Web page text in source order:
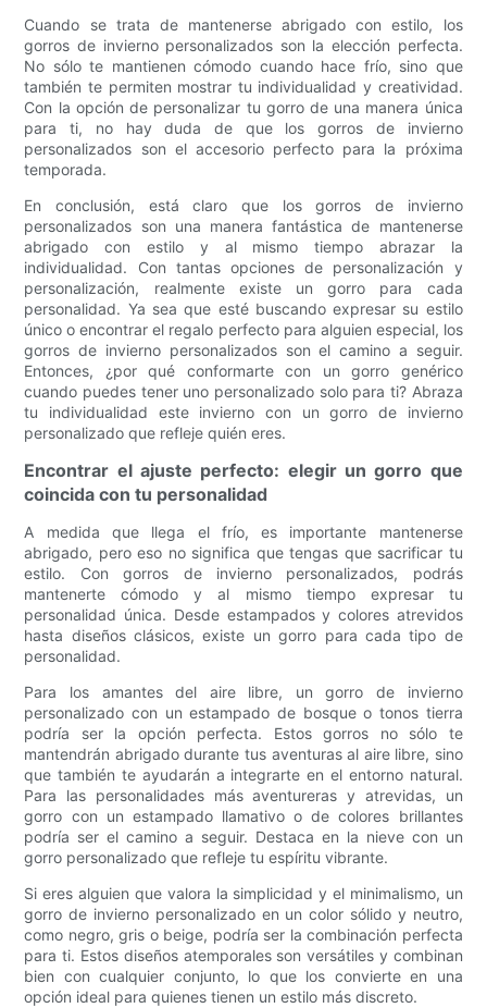
Cuando se trata de mantenerse abrigado con estilo, los
gorros de invierno personalizados son la elección perfecta.
No sólo te mantienen cómodo cuando hace frío, sino que
también te permiten mostrar tu individualidad y creatividad.
Con la opción de personalizar tu gorro de una manera única
para ti, no hay duda de que los gorros de invierno
personalizados son el accesorio perfecto para la próxima
temporada.
En conclusión, está claro que los gorros de invierno
personalizados son una manera fantástica de mantenerse
abrigado con estilo y al mismo tiempo abrazar la
individualidad. Con tantas opciones de personalización y
personalización, realmente existe un gorro para cada
personalidad. Ya sea que esté buscando expresar su estilo
único o encontrar el regalo perfecto para alguien especial, los
gorros de invierno personalizados son el camino a seguir.
Entonces, ¿por qué conformarte con un gorro genérico
cuando puedes tener uno personalizado solo para ti? Abraza
tu individualidad este invierno con un gorro de invierno
personalizado que refleje quién eres.
Encontrar el ajuste perfecto: elegir un gorro que
coincida con tu personalidad
A medida que llega el frío, es importante mantenerse
abrigado, pero eso no significa que tengas que sacrificar tu
estilo. Con gorros de invierno personalizados, podrás
mantenerte cómodo y al mismo tiempo expresar tu
personalidad única. Desde estampados y colores atrevidos
hasta diseños clásicos, existe un gorro para cada tipo de
personalidad.
Para los amantes del aire libre, un gorro de invierno
personalizado con un estampado de bosque o tonos tierra
podría ser la opción perfecta. Estos gorros no sólo te
mantendrán abrigado durante tus aventuras al aire libre, sino
que también te ayudarán a integrarte en el entorno natural.
Para las personalidades más aventureras y atrevidas, un
gorro con un estampado llamativo o de colores brillantes
podría ser el camino a seguir. Destaca en la nieve con un
gorro personalizado que refleje tu espíritu vibrante.
Si eres alguien que valora la simplicidad y el minimalismo, un
gorro de invierno personalizado en un color sólido y neutro,
como negro, gris o beige, podría ser la combinación perfecta
para ti. Estos diseños atemporales son versátiles y combinan
bien con cualquier conjunto, lo que los convierte en una
opción ideal para quienes tienen un estilo más discreto.